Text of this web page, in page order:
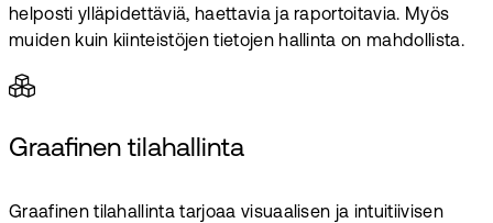
helposti ylläpidettäviä, haettavia ja raportoitavia. Myös
muiden kuin kiinteistöjen tietojen hallinta on mahdollista.
Graafinen tilahallinta
Graafinen tilahallinta tarjoaa visuaalisen ja intuitiivisen